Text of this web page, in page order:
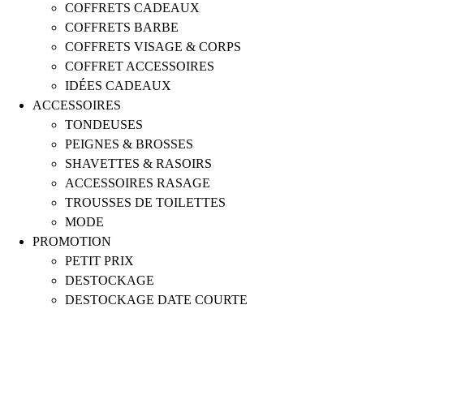
COFFRETS CADEAUX
COFFRETS BARBE
COFFRETS VISAGE & CORPS
COFFRET ACCESSOIRES
IDÉES CADEAUX
ACCESSOIRES
TONDEUSES
PEIGNES & BROSSES
SHAVETTES & RASOIRS
ACCESSOIRES RASAGE
TROUSSES DE TOILETTES
MODE
PROMOTION
PETIT PRIX
DESTOCKAGE
DESTOCKAGE DATE COURTE